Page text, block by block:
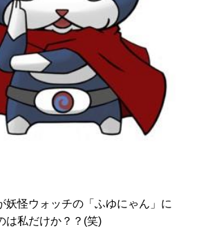
妖怪ウォッチの「ふゆにゃん」に
は私だけか？？(笑)